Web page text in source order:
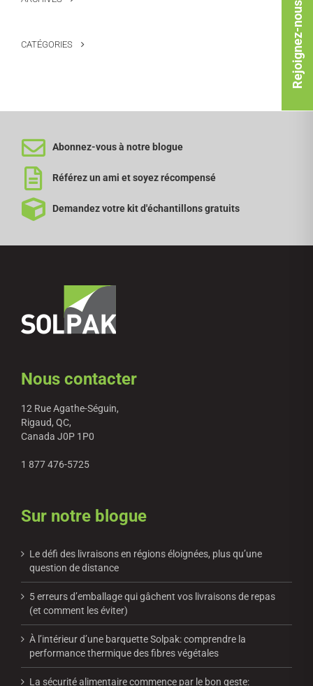
CATÉGORIES Rejoignez-nous
Abonnez-vous à notre blogue
Référez un ami et soyez récompensé
Demandez votre kit d'échantillons gratuits
Nous contacter
12 Rue Agathe-Séguin,
Rigaud, QC,
Canada J0P 1P0
1 877 476-5725
Sur notre blogue
Le défi des livraisons en régions éloignées, plus qu’une
question de distance
5 erreurs d’emballage qui gâchent vos livraisons de repas
(et comment les éviter)
À l’intérieur d’une barquette Solpak: comprendre la
performance thermique des fibres végétales
La sécurité alimentaire commence par le bon geste: